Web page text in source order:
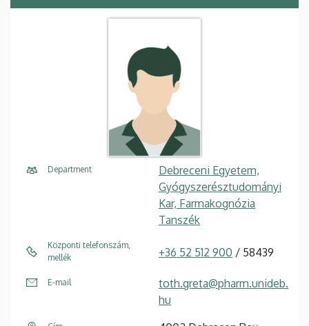
Department
Debreceni Egyetem,
Gyógyszerésztudományi
Kar, Farmakognózia
Tanszék
Központi telefonszám,
mellék
+36 52 512 900 / 58439
E-mail
toth.greta@pharm.unideb.
hu